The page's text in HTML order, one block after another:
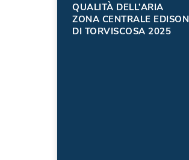
QUALITÀ DELL’ARIA
ZONA CENTRALE EDISON
DI TORVISCOSA 2025